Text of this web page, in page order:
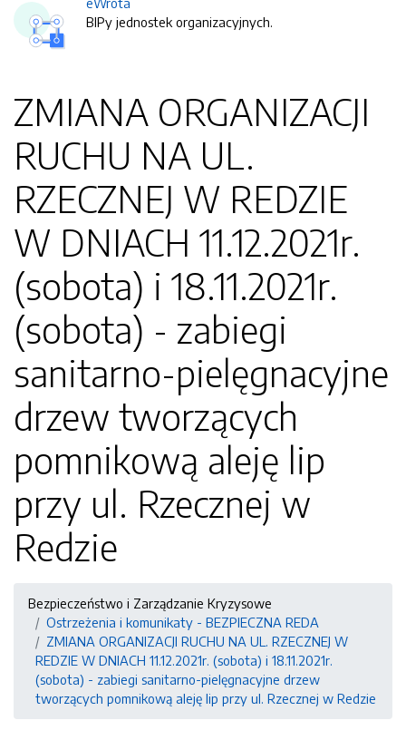
BIPy jednostek organizacyjnych.
ZMIANA ORGANIZACJI
RUCHU NA UL.
RZECZNEJ W REDZIE
W DNIACH 11.12.2021r.
(sobota) i 18.11.2021r.
(sobota) - zabiegi
sanitarno-pielęgnacyjne
drzew tworzących
pomnikową aleję lip
przy ul. Rzecznej w
Redzie
Bezpieczeństwo i Zarządzanie Kryzysowe
Ostrzeżenia i komunikaty - BEZPIECZNA REDA
ZMIANA ORGANIZACJI RUCHU NA UL. RZECZNEJ W
REDZIE W DNIACH 11.12.2021r. (sobota) i 18.11.2021r.
(sobota) - zabiegi sanitarno-pielęgnacyjne drzew
tworzących pomnikową aleję lip przy ul. Rzecznej w Redzie